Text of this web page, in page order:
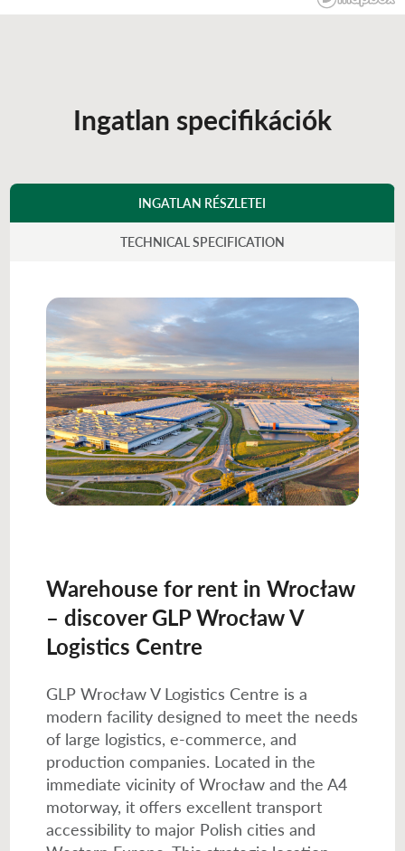
Ingatlan specifikációk
INGATLAN RÉSZLETEI
TECHNICAL SPECIFICATION
Warehouse for rent in Wrocław
– discover GLP Wrocław V
Logistics Centre
GLP Wrocław V Logistics Centre is a
modern facility designed to meet the needs
of large logistics, e-commerce, and
production companies. Located in the
immediate vicinity of Wrocław and the A4
motorway, it offers excellent transport
accessibility to major Polish cities and